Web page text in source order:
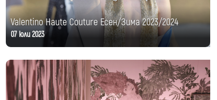
Valentino Haute Couture Есен/Зима 2023/2024
07 юли 2023